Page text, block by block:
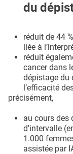
du
réduit de 44
liée à
réduit
cancer dans
dépistage du
l’efficacité
précisément,
au cours des
d'intervalle
1.000
assistée par